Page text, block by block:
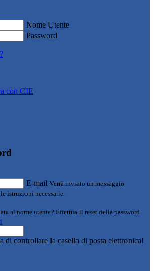
Nome Utente
Password
con CIE
E-mail Verrà inviato un messaggio
istruzioni necessarie.
al nome utente? Effettua il reset della password
di controllare la casella di posta elettronica!